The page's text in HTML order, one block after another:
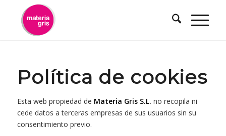
contenido
Política de cookies
Esta web propiedad de Materia Gris S.L. no recopila ni
cede datos a terceras empresas de sus usuarios sin su
consentimiento previo.